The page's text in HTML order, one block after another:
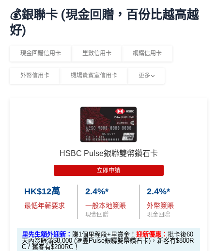
💰銀聯卡 (現金回贈，百份比越高越
好)
現金回贈信用卡 里數信用卡 網購信用卡
外幣信用卡 機場貴賓室信用卡 更多
HSBC Pulse銀聯雙幣鑽石卡
立即申請
HK$12萬
最低年薪要求
2.4%*
一般本地簽賬
現金回贈
2.4%*
外幣簽賬
現金回贈
里先生額外迎新： 賺1個里程段+里賞金！ 迎新優惠： 批卡後60
天內簽賬滿$8,000 (滙豐Pulse銀聯雙幣鑽石卡)，新客有$800R
C / 舊客有$200RC！